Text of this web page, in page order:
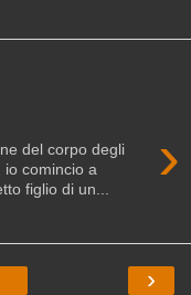
›
del corpo degli
comincio a
figlio di un...
›